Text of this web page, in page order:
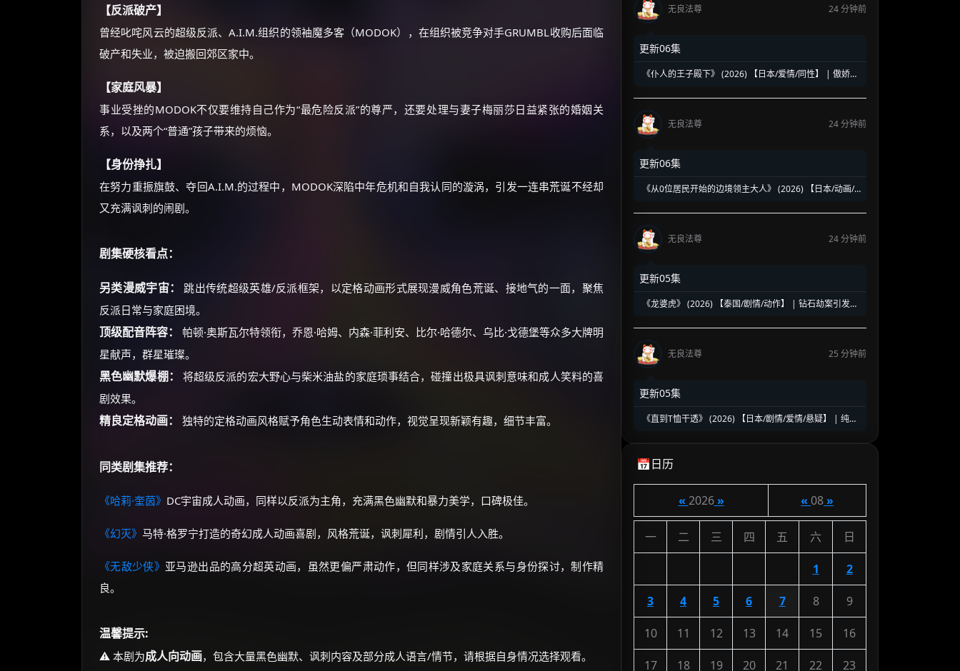
【反派破产】
曾经叱咤风云的超级反派、A.I.M.组织的领袖魔多客（MODOK），在组织被竞争对手GRUMBL收购后面临
破产和失业，被迫搬回郊区家中。
【家庭风暴】
事业受挫的MODOK不仅要维持自己作为“最危险反派”的尊严，还要处理与妻子梅丽莎日益紧张的婚姻关
系，以及两个“普通”孩子带来的烦恼。
【身份挣扎】
在努力重振旗鼓、夺回A.I.M.的过程中，MODOK深陷中年危机和自我认同的漩涡，引发一连串荒诞不经却
又充满讽刺的闹剧。
剧集硬核看点：
另类漫威宇宙：
跳出传统超级英雄/反派框架，以定格动画形式展现漫威角色荒诞、接地气的一面，聚焦
反派日常与家庭困境。
顶级配音阵容：
帕顿·奥斯瓦尔特领衔，乔恩·哈姆、内森·菲利安、比尔·哈德尔、乌比·戈德堡等众多大牌明
星献声，群星璀璨。
黑色幽默爆棚：
将超级反派的宏大野心与柴米油盐的家庭琐事结合，碰撞出极具讽刺意味和成人笑料的喜
剧效果。
精良定格动画： 独特的定格动画风格赋予角色生动表情和动作，视觉呈现新颖有趣，细节丰富。
同类剧集推荐：
《哈莉·奎茵》 DC宇宙成人动画，同样以反派为主角，充满黑色幽默和暴力美学，口碑极佳。
《幻灭》 马特·格罗宁打造的奇幻成人动画喜剧，风格荒诞，讽刺犀利，剧情引人入胜。
《无敌少侠》 亚马逊出品的高分超英动画，虽然更偏严肃动作，但同样涉及家庭关系与身份探讨，制作精
良。
温馨提示:
⚠️ 本剧为成人向动画，包含大量黑色幽默、讽刺内容及部分成人语言/情节，请根据自身情况选择观看。
无良法尊 24 分钟前
更新06集
《仆人的王子殿下》 (2026) 【日本/爱情/同性】 | 傲娇王
物语
无良法尊
24 分钟前
更新06集
《从0位居民开始的边境领主大人》 (2026) 【日本/动画/
界黑马新番
无良法尊
24 分钟前
更新05集
《龙婆虎》 (2026) 【泰国/剧情/动作】 | 钻石劫案引发的
无良法尊 25 分钟前
更新05集
《直到T恤干透》 (2026) 【日本/剧情/爱情/悬疑】 | 纯白
📅日历
« 2026» « 08»
一 二 三 四 五 六 日
1 2
3 4 5 6 7 8 9
10 11 12 13 14 15 16
17 18 19 20 21 22 23
⚡ 前往【大淘客】领红包